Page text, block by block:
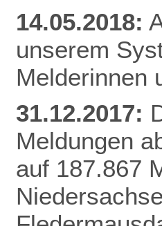
14.05.2018:
unserem
Melderinnen
31.12.2017:
Meldungen
auf 187.867